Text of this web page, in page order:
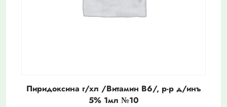
Пиридоксина г/хл /Витамин В6/, р-р д/инъ
5% 1мл №10